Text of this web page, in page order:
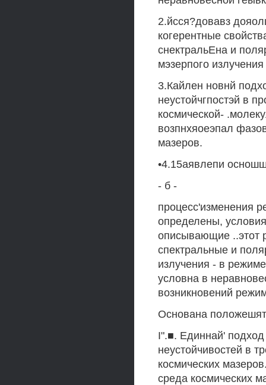
2.йсся?довавз
когерентные
снектральЕна и
мэзерпого
3.Кайлен новнй
неустойчгпостэй в
космической-
возпнхяоеэпал
мазеров.
•4.15аявлепи
- б -
процесс'изменения
определены,
описывающие ..этот
спектральные и
излучения - в
условна в
возникновений
Основана
I".■. Единнай'
неустойчивостей в
космических
среда космических